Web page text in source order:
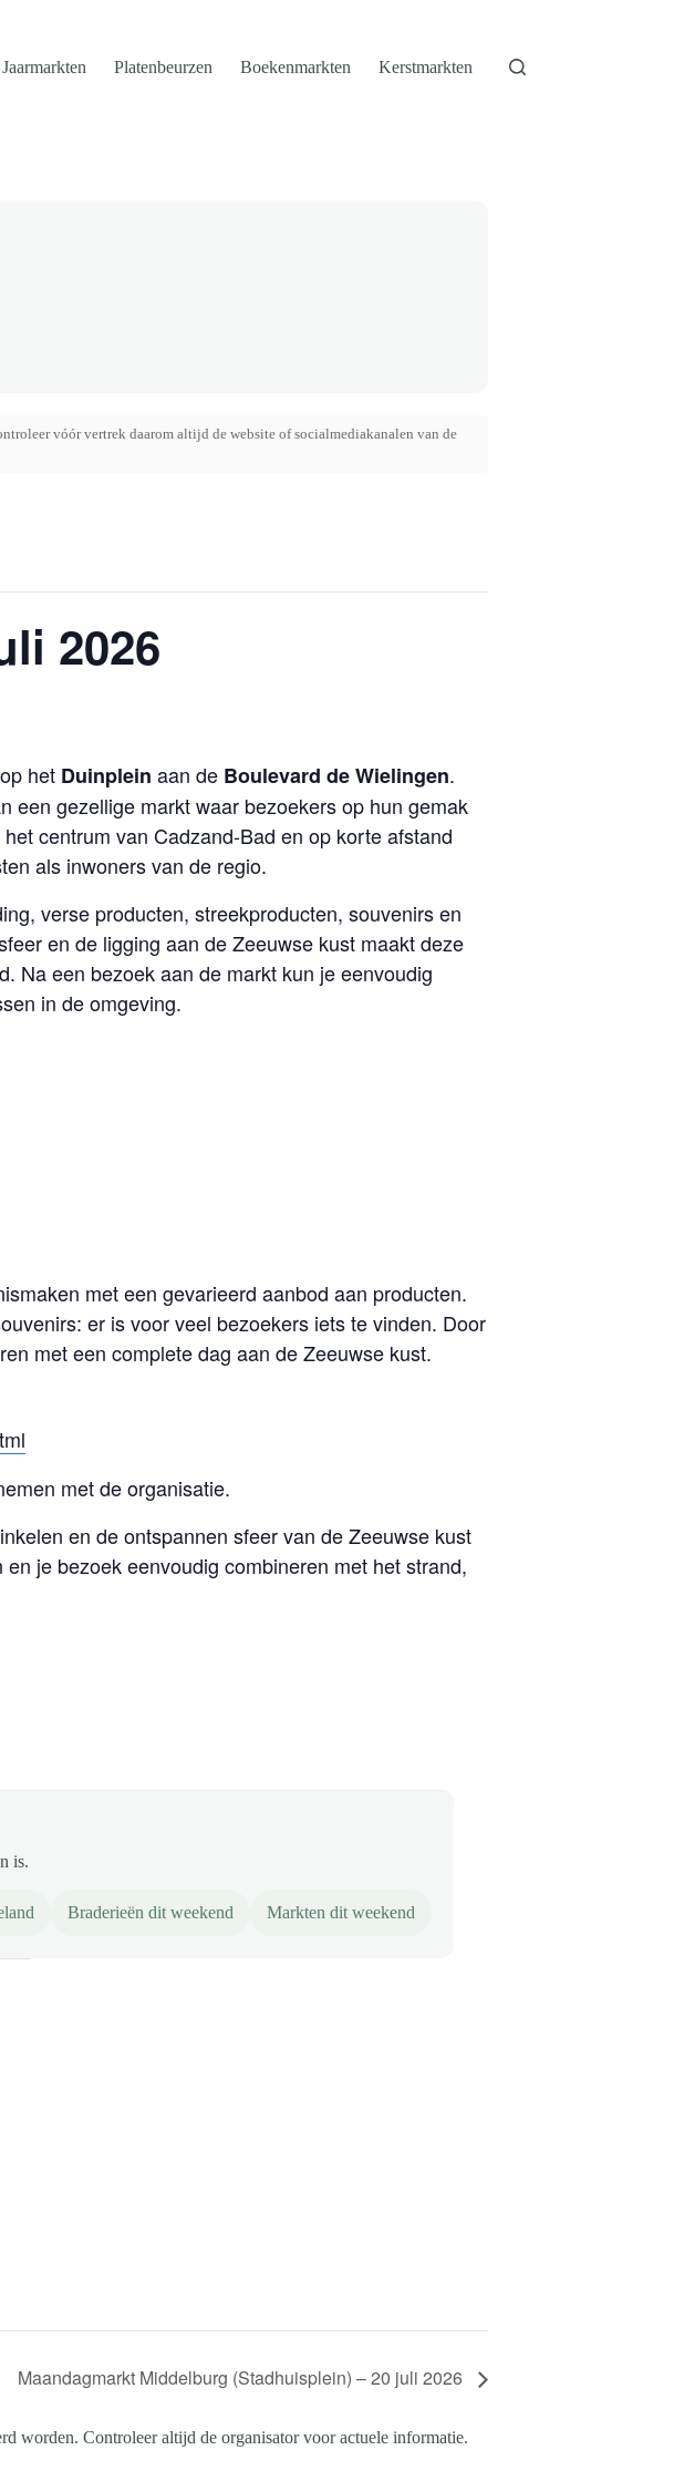
Jaarmarkten Platenbeurzen Boekenmarkten Kerstmarkten
vóór vertrek daarom altijd de website of socialmediakanalen van de
2026
het Duinplein aan de Boulevard de Wielingen.
een gezellige markt waar bezoekers op hun gemak
centrum van Cadzand-Bad en op korte afstand
als inwoners van de regio.
verse producten, streekproducten, souvenirs en
en de ligging aan de Zeeuwse kust maakt deze
Na een bezoek aan de markt kun je eenvoudig
in de omgeving.
met een gevarieerd aanbod aan producten.
er is voor veel bezoekers iets te vinden. Door
met een complete dag aan de Zeeuwse kust.
met de organisatie.
en de ontspannen sfeer van de Zeeuwse kust
je bezoek eenvoudig combineren met het strand,
is.
Braderieën dit weekend Markten dit weekend
Maandagmarkt Middelburg (Stadhuisplein) – 20 juli 2026
worden. Controleer altijd de organisator voor actuele informatie.